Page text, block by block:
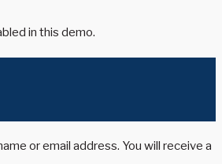
in this demo.
or email address. You will receive a